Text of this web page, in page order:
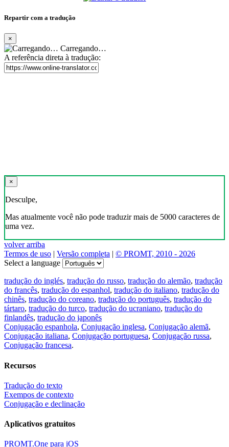
Repartir com a tradução
×
Carregando…
A referência direta à tradução:
×
Desculpe,
Mas atualmente você não pode traduzir mais de 5000 caracteres de
uma vez.
volver arriba
Termos de uso | Versão completa | © PROMT, 2010 - 2026
Select a language
tradução do inglés, tradução do russo, tradução do alemão, tradução
do francês, tradução do espanhol, tradução do italiano, tradução do
chinês, tradução do coreano, tradução do português, tradução do
tártaro, tradução do turco, tradução do ucraniano, tradução do
finlandês, tradução do japonês
Conjugação espanhola, Conjugação inglesa, Conjugação alemã,
Conjugação italiana, Conjugação portuguesa, Conjugação russa,
Conjugação francesa.
Recursos
Tradução do texto
Exempos de contexto
Conjugação e declinação
Aplicativos gratuitos
PROMT.One para iOS